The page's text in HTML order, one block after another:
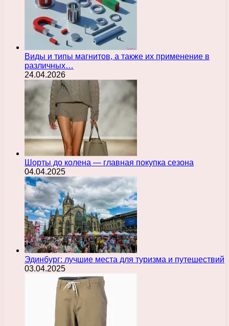
Виды и типы магнитов, а также их применение в
различных…
24.04.2026
Шорты до колена — главная покупка сезона
04.04.2025
Эдинбург: лучшие места для туризма и путешествий
03.04.2025